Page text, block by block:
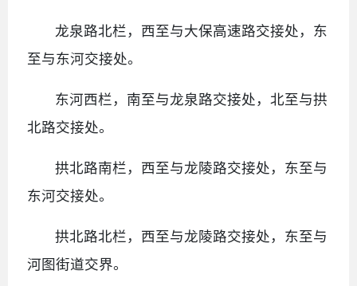
龙泉路北栏，西至与大保高速路交接处，东
至与东河交接处。
东河西栏，南至与龙泉路交接处，北至与拱
北路交接处。
拱北路南栏，西至与龙陵路交接处，东至与
东河交接处。
拱北路北栏，西至与龙陵路交接处，东至与
河图街道交界。